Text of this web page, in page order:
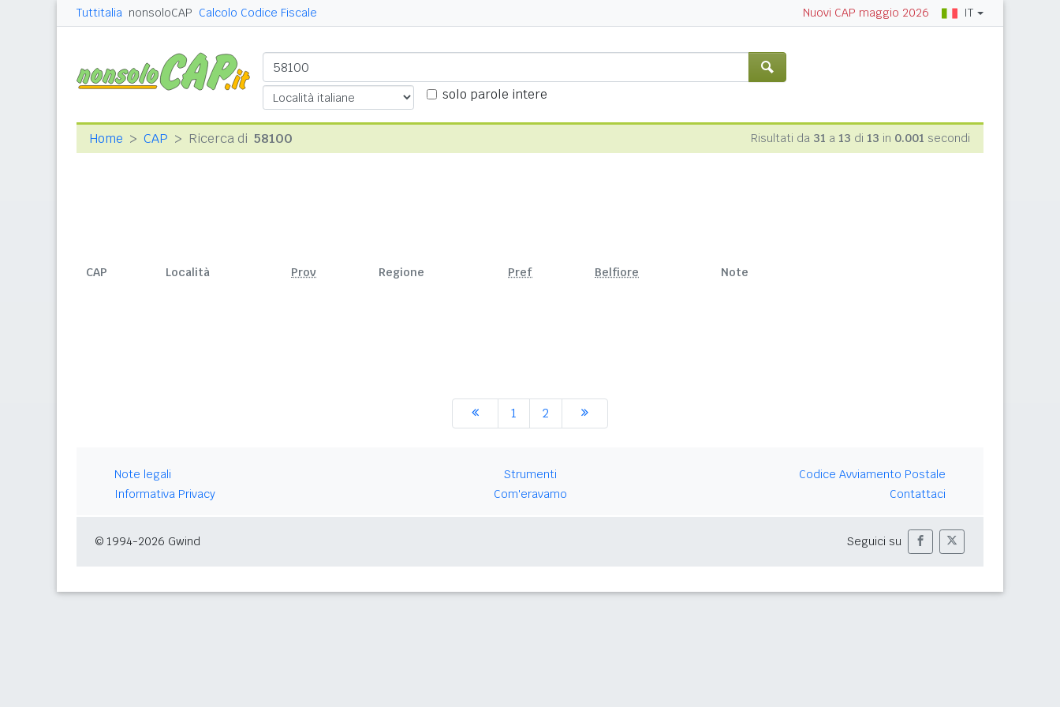
Tuttitalia nonsoloCAP Calcolo Codice Fiscale Nuovi CAP maggio 2026 IT
solo parole intere
Home CAP Ricerca di 58100 Risultati da 31 a 13 di 13 in 0.001 secondi
CAP Località Prov Regione Pref Belfiore Note
1 2
Note legali
Informativa Privacy
Strumenti
Com'eravamo
Codice Avviamento Postale
Contattaci
© 1994-2026 Gwind Seguici su